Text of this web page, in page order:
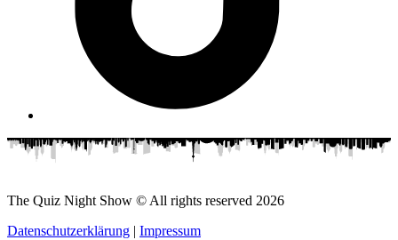
The Quiz Night Show © All rights reserved 2026
Datenschutzerklärung | Impressum